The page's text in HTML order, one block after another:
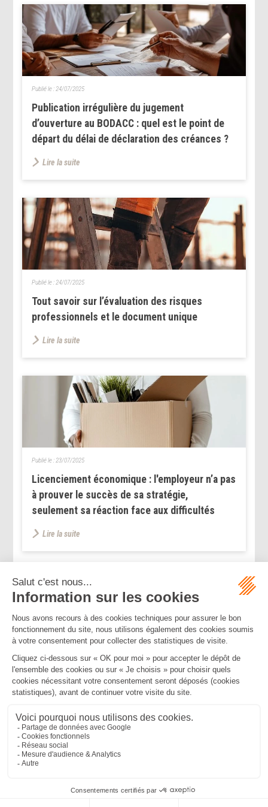
Publication irrégulière du jugement
d’ouverture au BODACC : quel est le point de
départ du délai de déclaration des créances ?
Publié le : 24/07/2025
Lire la suite
Tout savoir sur l’évaluation des risques
professionnels et le document unique
Publié le : 24/07/2025
Lire la suite
Licenciement économique : l'employeur n’a pas
à prouver le succès de sa stratégie,
seulement sa réaction face aux difficultés
Publié le : 23/07/2025
Lire la suite
<< < ...
>>
Mentions légalesPolitique de confidentialitéPolitique de cookies
Plan du site
MBA ET ASSOCIÉS
235 Rue Helene Boucher, 34170 CASTELNAU LE LEZ
Bureau secondaire à Cannes